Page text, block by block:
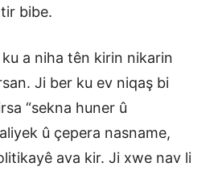
bibe.
a niha tên kirin nikarin
Ji ber ku ev niqaş bi
“sekna huner û
û çepera nasname,
ava kir. Ji xwe nav li